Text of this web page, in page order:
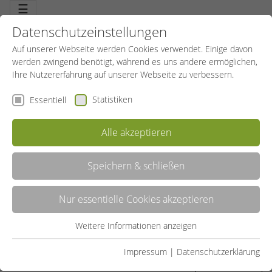
☰
SONSTIGE SPIELE
Hier finden Sie weitere interessante Spiele und Spielformen, auch in
Kombination zu einer neuen Erfahrung gemixt.
LISTE
Datenschutzeinstellungen
Auf unserer Webseite werden Cookies verwendet. Einige davon
werden zwingend benötigt, während es uns andere ermöglichen,
Ihre Nutzererfahrung auf unserer Webseite zu verbessern.
Essentiell Statistiken
Alle akzeptieren
Speichern & schließen
Nur essentielle Cookies akzeptieren
Essentielle Cookies werden für grundlegende Funktionen der
Weitere Informationen anzeigen
Impressum | Datenschutzerklärung